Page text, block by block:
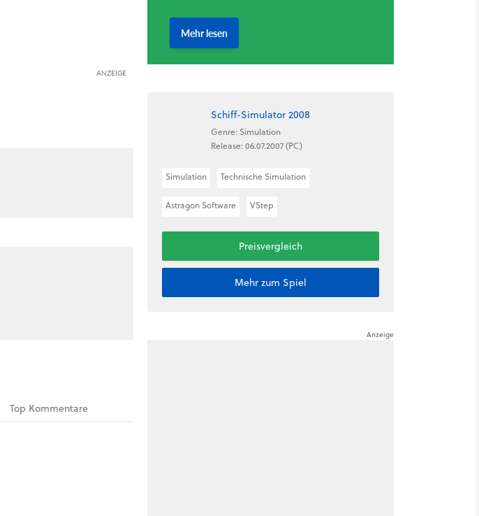
ANZEIGE
Top Kommentare
Schiff-Simulator 2008
Genre: Simulation
Release: 06.07.2007 (PC)
Simulation Technische Simulation
Astragon Software VStep
Preisvergleich
Mehr zum Spiel